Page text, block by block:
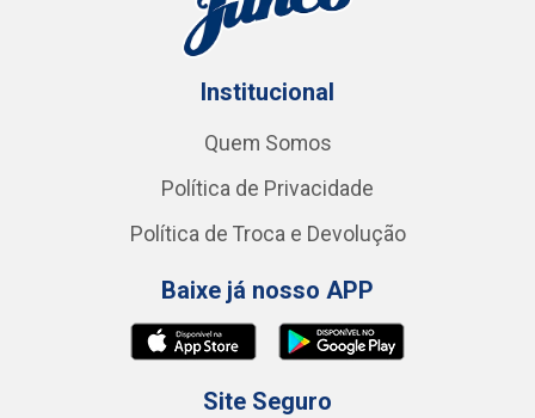
Institucional
Quem Somos
Política de Privacidade
Política de Troca e Devolução
Baixe já nosso APP
Site Seguro